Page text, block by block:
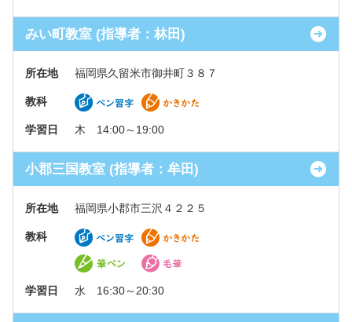
みい町教室 (指導者：林田)
所在地 福岡県久留米市御井町３８７
教科
学習日 木 14:00～19:00
小郡三国教室 (指導者：牟田)
所在地 福岡県小郡市三沢４２２５
教科
学習日 水 16:30～20:30